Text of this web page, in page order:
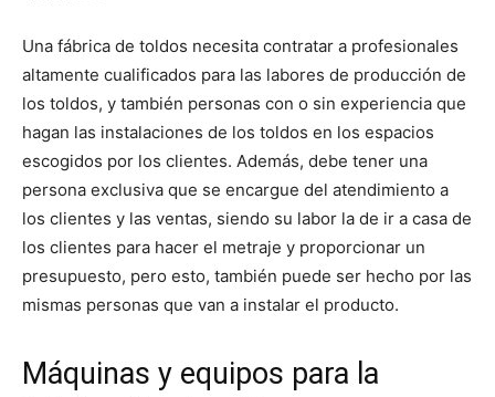
Una fábrica de toldos necesita contratar a profesionales
altamente cualificados para las labores de producción de
los toldos, y también personas con o sin experiencia que
hagan las instalaciones de los toldos en los espacios
escogidos por los clientes. Además, debe tener una
persona exclusiva que se encargue del atendimiento a
los clientes y las ventas, siendo su labor la de ir a casa de
los clientes para hacer el metraje y proporcionar un
presupuesto, pero esto, también puede ser hecho por las
mismas personas que van a instalar el producto.
Máquinas y equipos para la